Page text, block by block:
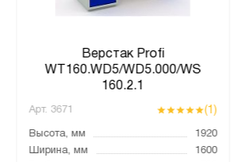
Верстак Profi
WT160.WD5/WD5.000/WS
160.2.1
Арт. 3671 (1)
Высота, мм
1920
Ширина, мм
1600